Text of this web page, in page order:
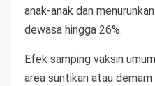
anak-anak dan
dewasa hingga 26%.
Efek samping vaksin
area suntikan atau